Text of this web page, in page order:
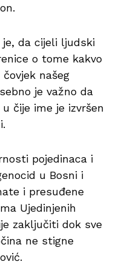
je, da cijeli ljudski
o tome kakvo
našeg
je važno da
čije ime je izvršen
pojedinaca i
u Bosni i
i presuđene
Ujedinjenih
zaključiti dok sve
ne stigne